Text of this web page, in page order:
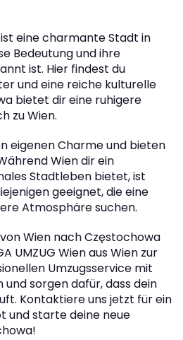
eine charmante Stadt in
Bedeutung und ihre
ist. Hier findest du
und eine reiche kulturelle
bietet dir eine ruhigere
zu Wien.
eigenen Charme und bieten
Wien dir ein
Stadtleben bietet, ist
geeignet, die eine
Atmosphäre suchen.
Wien nach Częstochowa
UMZUG Wien aus Wien zur
Umzugsservice mit
sorgen dafür, dass dein
Kontaktiere uns jetzt für ein
und starte deine neue